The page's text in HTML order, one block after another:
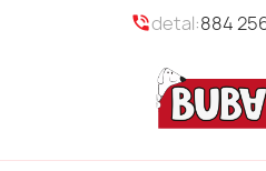
phone_in_talkdetal:884